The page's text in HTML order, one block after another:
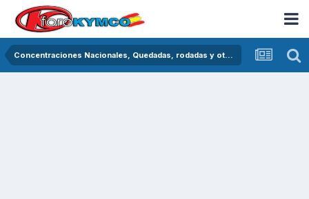
Concentraciones Nacionales, Quedadas, rodadas y otras crónicas del asfalto